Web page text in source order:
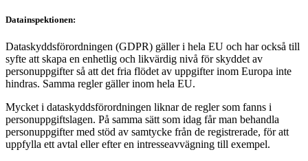
Datainspektionen:
Dataskyddsförordningen (GDPR) gäller i hela EU och har också till
syfte att skapa en enhetlig och likvärdig nivå för skyddet av
personuppgifter så att det fria flödet av uppgifter inom Europa inte
hindras. Samma regler gäller inom hela EU.
Mycket i dataskyddsförordningen liknar de regler som fanns i
personuppgiftslagen. På samma sätt som idag får man behandla
personuppgifter med stöd av samtycke från de registrerade, för att
uppfylla ett avtal eller efter en intresseavvägning till exempel.